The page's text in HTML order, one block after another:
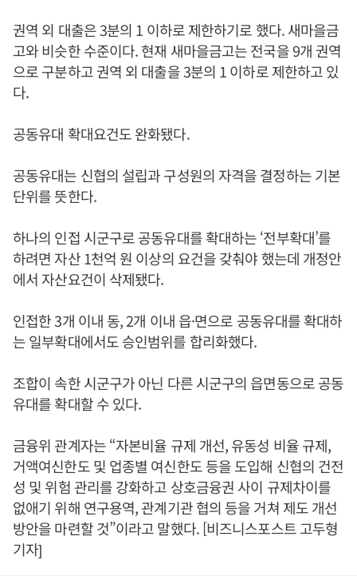
권역 외 대출은 3분의 1 이하로 제한하기로 했다. 새마을금
고와 비슷한 수준이다. 현재 새마을금고는 전국을 9개 권역
으로 구분하고 권역 외 대출을 3분의 1 이하로 제한하고 있
다.
공동유대 확대요건도 완화됐다.
공동유대는 신협의 설립과 구성원의 자격을 결정하는 기본
단위를 뜻한다.
하나의 인접 시군구로 공동유대를 확대하는 ‘전부확대’를
하려면 자산 1천억 원 이상의 요건을 갖춰야 했는데 개정안
에서 자산요건이 삭제됐다.
인접한 3개 이내 동, 2개 이내 읍·면으로 공동유대를 확대하
는 일부확대에서도 승인범위를 합리화했다.
조합이 속한 시군구가 아닌 다른 시군구의 읍면동으로 공동
유대를 확대할 수 있다.
금융위 관계자는 “자본비율 규제 개선, 유동성 비율 규제,
거액여신한도 및 업종별 여신한도 등을 도입해 신협의 건전
성 및 위험 관리를 강화하고 상호금융권 사이 규제차이를
없애기 위해 연구용역, 관계기관 협의 등을 거쳐 제도 개선
방안을 마련할 것”이라고 말했다. [비즈니스포스트 고두형
기자]